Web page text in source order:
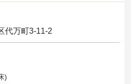
代万町3-11-2
)